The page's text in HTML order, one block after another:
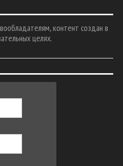
контент создан в
целях.